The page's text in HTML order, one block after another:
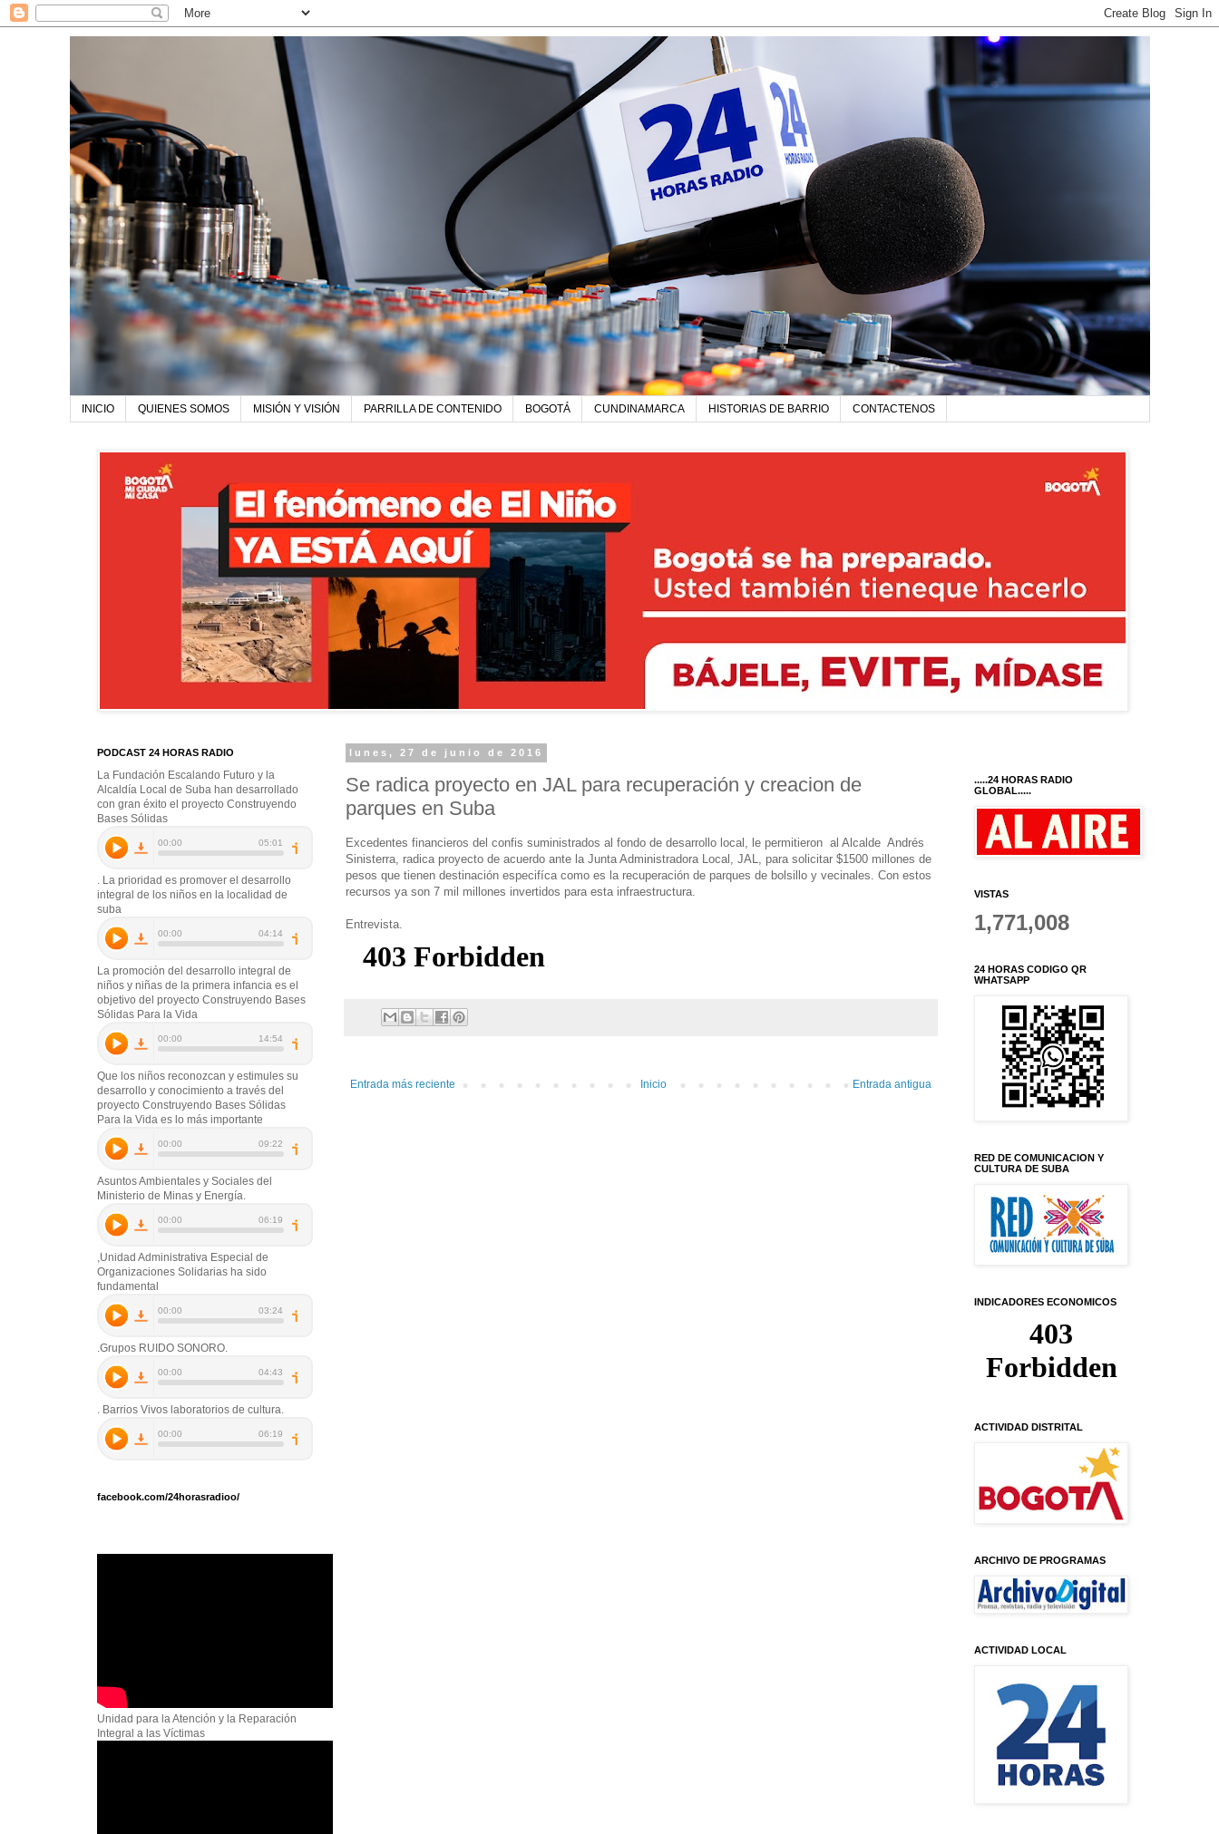
INICIO QUIENES SOMOS MISIÓN Y VISIÓN PARRILLA DE CONTENIDO BOGOTÁ CUNDINAMARCA HISTORIAS DE BARRIO CONTACTENOS
lunes, 27 de junio de 2016
Se radica proyecto en JAL para recuperación y creacion de
parques en Suba
Excedentes financieros del confis suministrados al fondo de desarrollo local, le permitieron al Alcalde Andrés
Sinisterra, radica proyecto de acuerdo ante la Junta Administradora Local, JAL, para solicitar $1500 millones de
pesos que tienen destinación especifíca como es la recuperación de parques de bolsillo y vecinales. Con estos
recursos ya son 7 mil millones invertidos para esta infraestructura.
Entrevista.
Entrada más reciente Entrada antigua
Inicio
PODCAST 24 HORAS RADIO
La Fundación Escalando Futuro y la
Alcaldía Local de Suba han desarrollado
con gran éxito el proyecto Construyendo
Bases Sólidas
. La prioridad es promover el desarrollo
integral de los niños en la localidad de
suba
La promoción del desarrollo integral de
niños y niñas de la primera infancia es el
objetivo del proyecto Construyendo Bases
Sólidas Para la Vida
Que los niños reconozcan y estimules su
desarrollo y conocimiento a través del
proyecto Construyendo Bases Sólidas
Para la Vida es lo más importante
Asuntos Ambientales y Sociales del
Ministerio de Minas y Energía.
,Unidad Administrativa Especial de
Organizaciones Solidarias ha sido
fundamental
.Grupos RUIDO SONORO.
. Barrios Vivos laboratorios de cultura.
facebook.com/24horasradioo/
Unidad para la Atención y la Reparación
Integral a las Víctimas
.....24 HORAS RADIO
GLOBAL.....
VISTAS
1,771,008
24 HORAS CODIGO QR
WHATSAPP
RED DE COMUNICACION Y
CULTURA DE SUBA
INDICADORES ECONOMICOS
ACTIVIDAD DISTRITAL
ARCHIVO DE PROGRAMAS
ACTIVIDAD LOCAL